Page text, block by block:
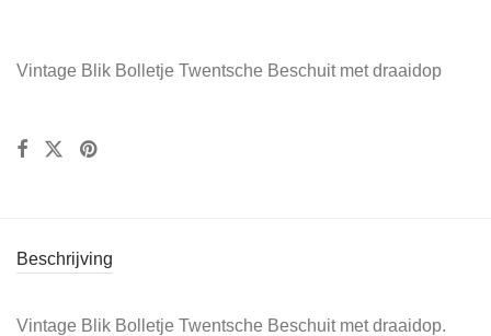
Vintage Blik Bolletje Twentsche Beschuit met draaidop
Beschrijving
Vintage Blik Bolletje Twentsche Beschuit met draaidop.